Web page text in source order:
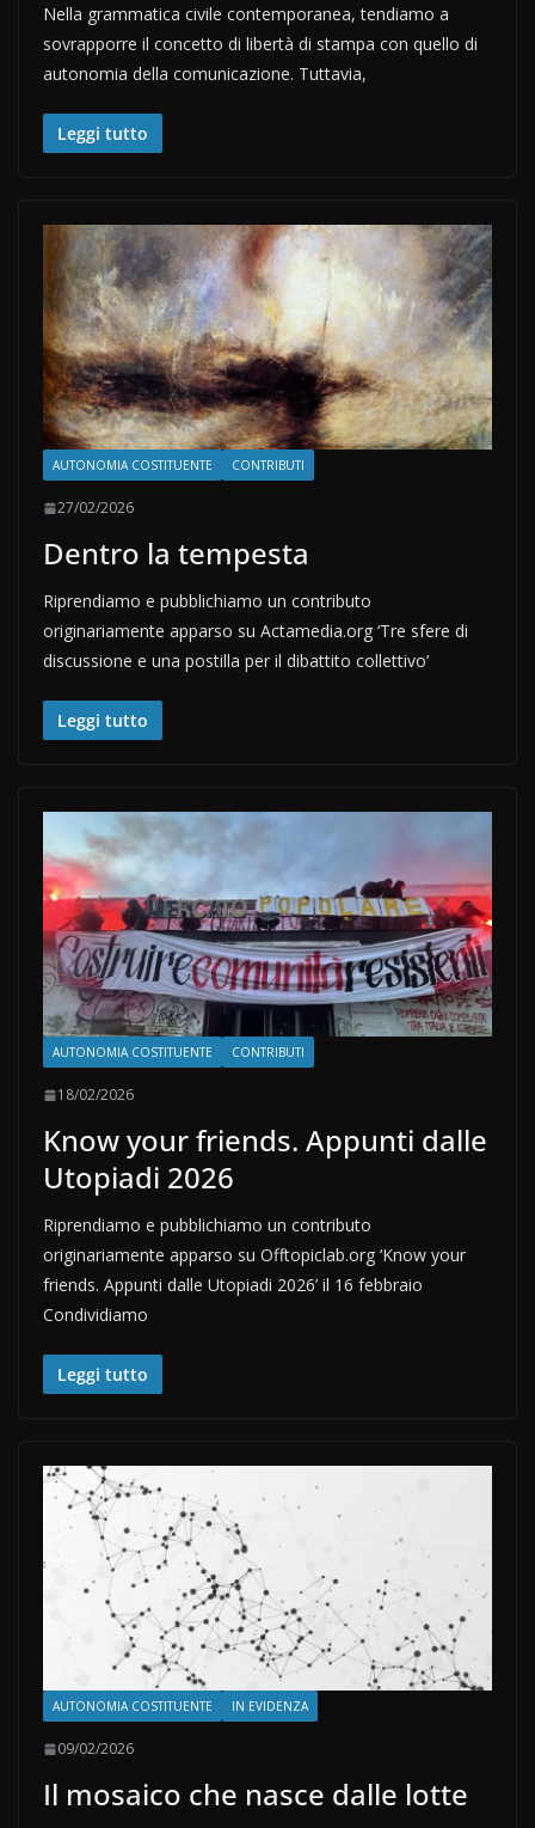
Nella grammatica civile contemporanea, tendiamo a
sovrapporre il concetto di libertà di stampa con quello di
autonomia della comunicazione. Tuttavia,
Leggi tutto
AUTONOMIA COSTITUENTE CONTRIBUTI
27/02/2026
Dentro la tempesta
Riprendiamo e pubblichiamo un contributo
originariamente apparso su Actamedia.org ‘Tre sfere di
discussione e una postilla per il dibattito collettivo’
Leggi tutto
AUTONOMIA COSTITUENTE CONTRIBUTI
18/02/2026
Know your friends. Appunti dalle
Utopiadi 2026
Riprendiamo e pubblichiamo un contributo
originariamente apparso su Offtopiclab.org ‘Know your
friends. Appunti dalle Utopiadi 2026’ il 16 febbraio
Condividiamo
Leggi tutto
AUTONOMIA COSTITUENTE IN EVIDENZA
09/02/2026
Il mosaico che nasce dalle lotte